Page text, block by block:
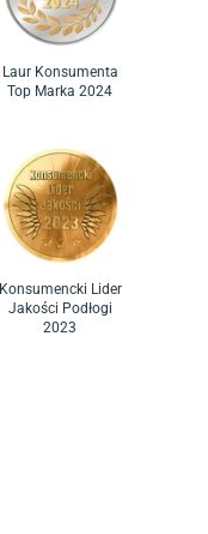
Laur Konsumenta
Top Marka 2024
Konsumencki Lider
Jakości Podłogi
2023